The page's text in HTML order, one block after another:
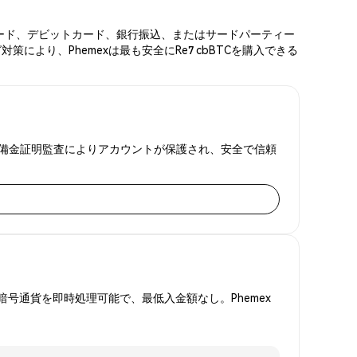
、デビットカード、銀行振込、またはサードパーティー
策により、Phemexは最も安全にRe7 cbBTCを購入できる
金証明監査によりアカウントが保護され、安全で信頼
通貨を即時処理可能で、最低入金額なし。Phemex